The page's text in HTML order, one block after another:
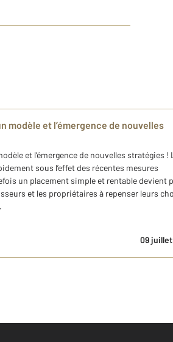
modèle et l’émergence de nouvelles
et l’émergence de nouvelles stratégies !
sous l’effet des récentes mesures
un placement simple et rentable devient
et les propriétaires à repenser leurs
09